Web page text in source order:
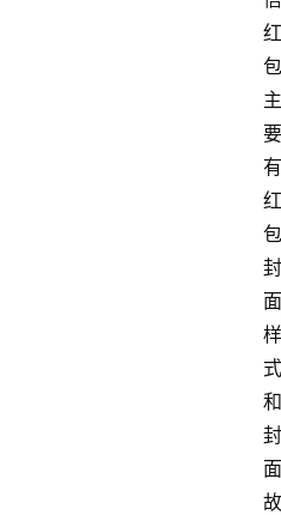
红
包
主
要
有
红
包
封
面
样
式
和
封
面
故